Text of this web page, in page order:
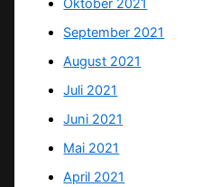
Oktober 2021
September 2021
August 2021
Juli 2021
Juni 2021
Mai 2021
April 2021